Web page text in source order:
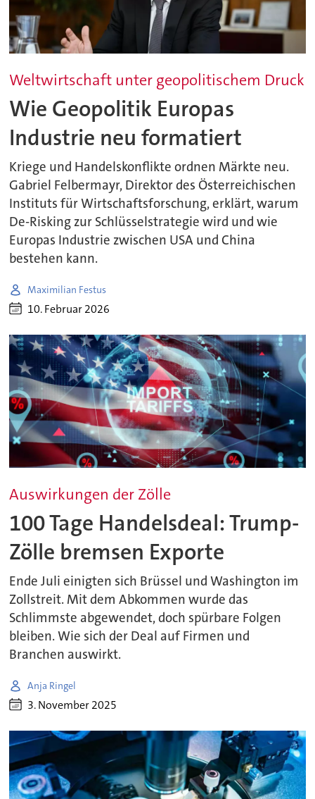
Weltwirtschaft unter geopolitischem Druck
Wie Geopolitik Europas
Industrie neu formatiert
Kriege und Handelskonflikte ordnen Märkte neu.
Gabriel Felbermayr, Direktor des Österreichischen
Instituts für Wirtschaftsforschung, erklärt, warum
De-Risking zur Schlüsselstrategie wird und wie
Europas Industrie zwischen USA und China
bestehen kann.
Maximilian Festus
10. Februar 2026
Auswirkungen der Zölle
100 Tage Handelsdeal: Trump-
Zölle bremsen Exporte
Ende Juli einigten sich Brüssel und Washington im
Zollstreit. Mit dem Abkommen wurde das
Schlimmste abgewendet, doch spürbare Folgen
bleiben. Wie sich der Deal auf Firmen und
Branchen auswirkt.
Anja Ringel
3. November 2025